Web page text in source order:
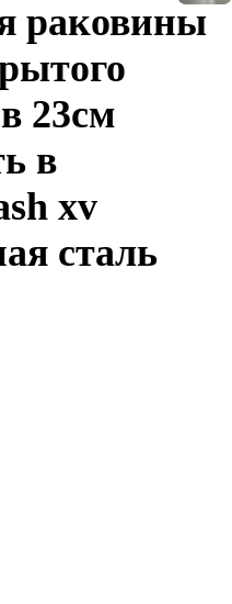
раковины
23см
в
xv
сталь